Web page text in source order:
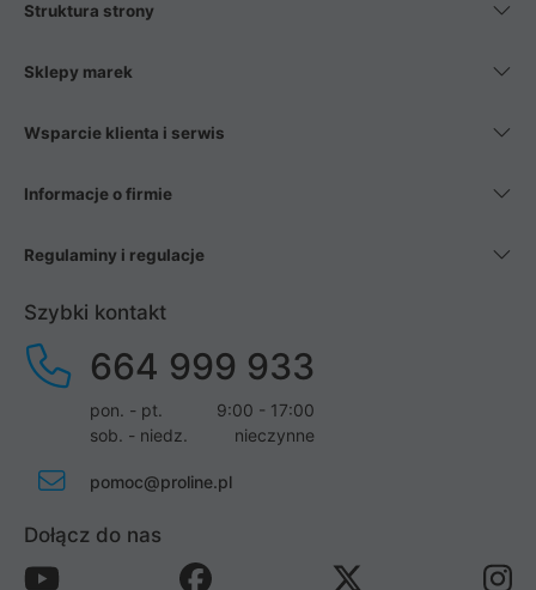
Struktura strony
Sklepy marek
Wsparcie klienta i serwis
Informacje o firmie
Regulaminy i regulacje
Szybki kontakt
664 999 933
pon. - pt.
9:00 - 17:00
sob. - niedz.
nieczynne
pomoc@proline.pl
Dołącz do nas